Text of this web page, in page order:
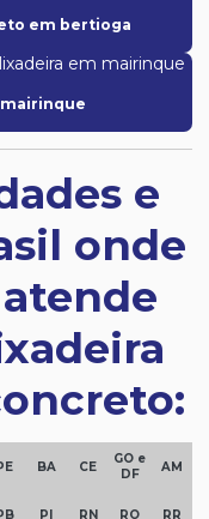
em bertioga
e
onde
BA CE
GO e
DF
AM
PI RN RO RR